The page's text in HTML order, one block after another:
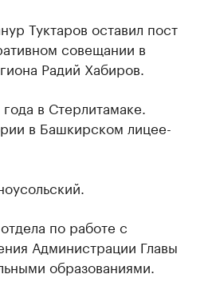
Туктаров оставил пост
совещании в
Радий Хабиров.
в Стерлитамаке.
в Башкирском лицее-
по работе с
Администрации Главы
образованиями.